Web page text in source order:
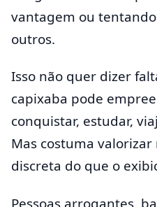
vantagem ou
outros.
Isso não quer dizer
capixaba pode
conquistar, estudar,
Mas costuma
discreta do que o